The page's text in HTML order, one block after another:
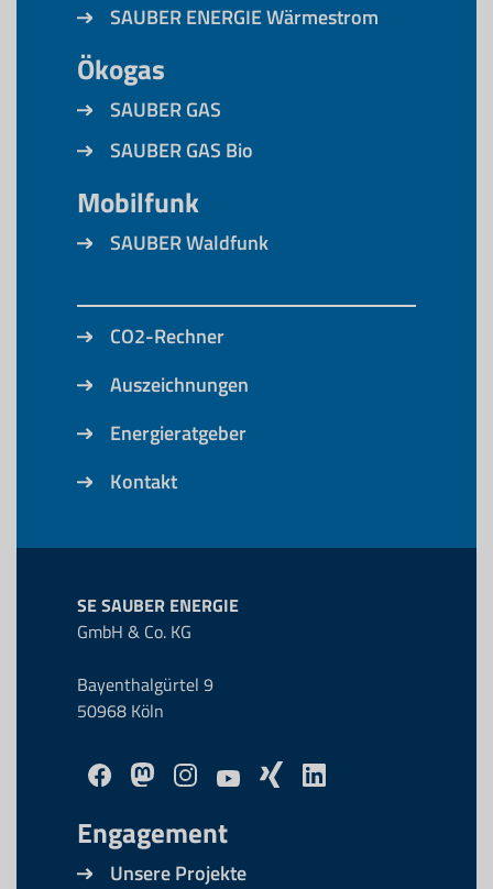
SAUBER ENERGIE Wärmestrom
Ökogas
SAUBER GAS
SAUBER GAS Bio
Mobilfunk
SAUBER Waldfunk
CO2-Rechner
Auszeichnungen
Energieratgeber
Kontakt
SE SAUBER ENERGIE
GmbH & Co. KG
Bayenthalgürtel 9
50968 Köln
Engagement
Unsere Projekte